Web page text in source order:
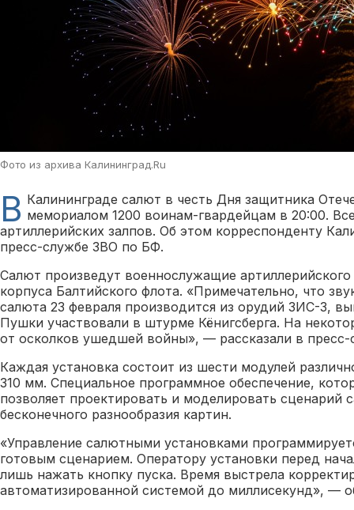
Фото из архива Калининград.Ru
В Калининграде салют в честь Дня защитника
мемориалом 1200 воинам-гвардейцам в 20:00.
артиллерийских залпов. Об этом корреспонденту
пресс-службе ЗВО по БФ.
Салют произведут военнослужащие
корпуса Балтийского флота. «Примечательно, что
салюта 23 февраля производится из орудий ЗИС-3,
Пушки участвовали в штурме Кёнигсберга. На
от осколков ушедшей войны», — рассказали в пресс-
Каждая установка состоит из шести модулей
310 мм. Специальное программное обеспечение,
позволяет проектировать и моделировать сценарий
бесконечного разнообразия картин.
«Управление салютными установками
готовым сценарием. Оператору установки перед
лишь нажать кнопку пуска. Время выстрела
автоматизированной системой до миллисекунд», —